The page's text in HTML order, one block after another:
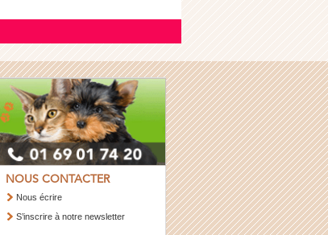
NOUS CONTACTER
Nous écrire
S’inscrire à notre newsletter